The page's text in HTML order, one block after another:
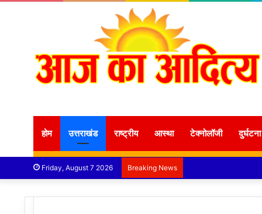
होम उत्तराखंड राष्ट्रीय आस्था टेक्नोलॉजी दुर्घटना
Friday, August 7 2026 Breaking News